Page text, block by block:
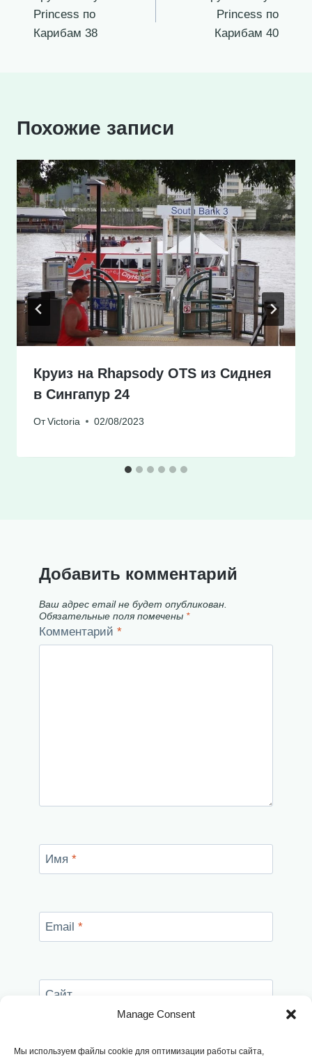
Manage Consent
Мы используем файлы cookie для оптимизации работы сайта,
по
записям
Princess по
Карибам 38
Princess по
Карибам 40
Похожие записи
Круиз на Rhapsody OTS из Сиднея
в Сингапур 24
От Victoria 02/08/2023
Добавить комментарий
Ваш адрес email не будет опубликован.
Обязательные поля помечены *
Комментарий *
Имя *
Email *
Сайт
этом браузере для последующих моих